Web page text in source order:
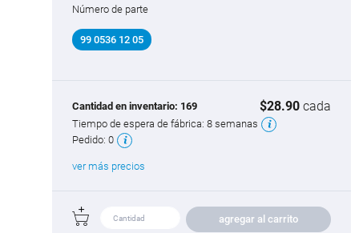
Número de parte
99 0536 12 05
Cantidad en inventario: 169 $28.90 cada
Tiempo de espera de fábrica: 8 semanas
Pedido: 0
ver más precios
agregar al carrito